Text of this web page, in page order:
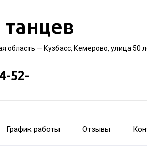
область — Кузбасс, Кемерово, улица 50
52-
График работы Отзывы